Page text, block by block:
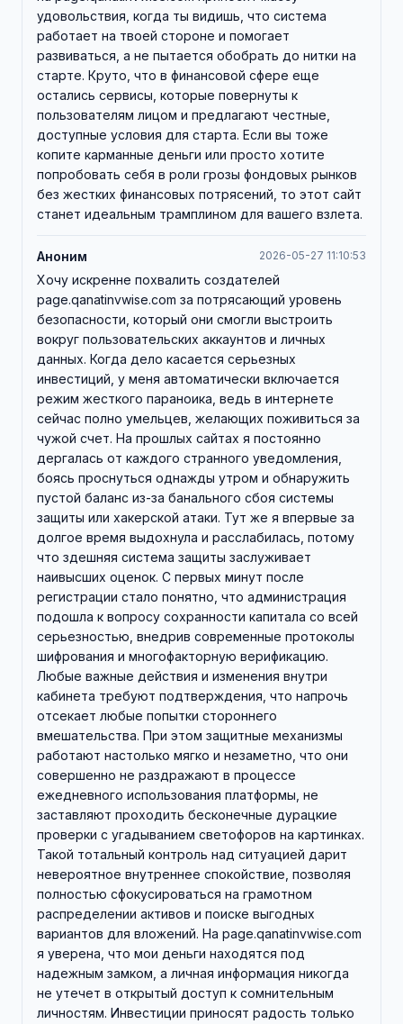
удовольствия, когда ты видишь, что система
работает на твоей стороне и помогает
развиваться, а не пытается обобрать до нитки на
старте. Круто, что в финансовой сфере еще
остались сервисы, которые повернуты к
пользователям лицом и предлагают честные,
доступные условия для старта. Если вы тоже
копите карманные деньги или просто хотите
попробовать себя в роли грозы фондовых рынков
без жестких финансовых потрясений, то этот сайт
станет идеальным трамплином для вашего взлета.
Аноним 2026-05-27 11:10:53
Хочу искренне похвалить создателей
page.qanatinvwise.com за потрясающий уровень
безопасности, который они смогли выстроить
вокруг пользовательских аккаунтов и личных
данных. Когда дело касается серьезных
инвестиций, у меня автоматически включается
режим жесткого параноика, ведь в интернете
сейчас полно умельцев, желающих поживиться за
чужой счет. На прошлых сайтах я постоянно
дергалась от каждого странного уведомления,
боясь проснуться однажды утром и обнаружить
пустой баланс из-за банального сбоя системы
защиты или хакерской атаки. Тут же я впервые за
долгое время выдохнула и расслабилась, потому
что здешняя система защиты заслуживает
наивысших оценок. С первых минут после
регистрации стало понятно, что администрация
подошла к вопросу сохранности капитала со всей
серьезностью, внедрив современные протоколы
шифрования и многофакторную верификацию.
Любые важные действия и изменения внутри
кабинета требуют подтверждения, что напрочь
отсекает любые попытки стороннего
вмешательства. При этом защитные механизмы
работают настолько мягко и незаметно, что они
совершенно не раздражают в процессе
ежедневного использования платформы, не
заставляют проходить бесконечные дурацкие
проверки с угадыванием светофоров на картинках.
Такой тотальный контроль над ситуацией дарит
невероятное внутреннее спокойствие, позволяя
полностью сфокусироваться на грамотном
распределении активов и поиске выгодных
вариантов для вложений. На page.qanatinvwise.com
я уверена, что мои деньги находятся под
надежным замком, а личная информация никогда
не утечет в открытый доступ к сомнительным
личностям. Инвестиции приносят радость только